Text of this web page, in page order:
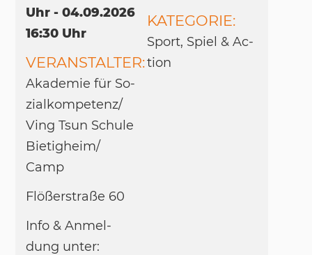
Uhr - 04.09.2026
16:30 Uhr
VERANSTALTER:
Aka­de­mie für So­
zi­al­kom­pe­tenz/​
Ving Tsun Schu­le
Bie­tig­heim/​
Camp
Flößer­straße 60
Info & An­mel­
dung un­ter:
KATEGORIE:
Sport, Spiel & Ac­
tion